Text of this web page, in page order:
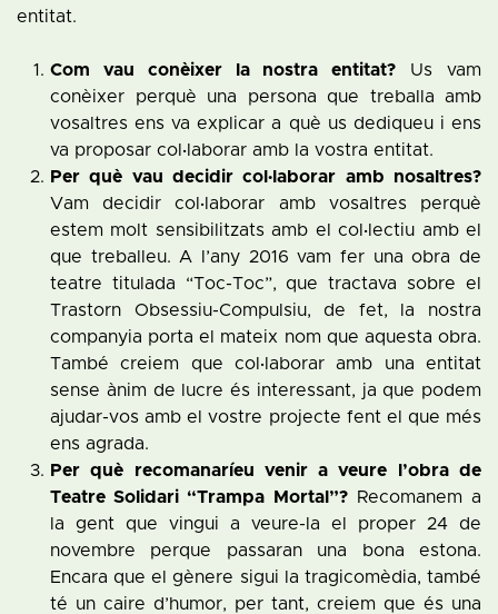
entitat.
Com vau conèixer la nostra entitat? Us vam
conèixer perquè una persona que treballa amb
vosaltres ens va explicar a què us dediqueu i ens
va proposar col·laborar amb la vostra entitat.
Per què vau decidir col·laborar amb nosaltres?
Vam decidir col·laborar amb vosaltres perquè
estem molt sensibilitzats amb el col·lectiu amb el
que treballeu. A l’any 2016 vam fer una obra de
teatre titulada “Toc-Toc”, que tractava sobre el
Trastorn Obsessiu-Compulsiu, de fet, la nostra
companyia porta el mateix nom que aquesta obra.
També creiem que col·laborar amb una entitat
sense ànim de lucre és interessant, ja que podem
ajudar-vos amb el vostre projecte fent el que més
ens agrada.
Per què recomanaríeu venir a veure l’obra de
Teatre Solidari “Trampa Mortal”?Recomanem a
la gent que vingui a veure-la el proper 24 de
novembre perque passaran una bona estona.
Encara que el gènere sigui la tragicomèdia, també
té un caire d’humor, per tant, creiem que és una